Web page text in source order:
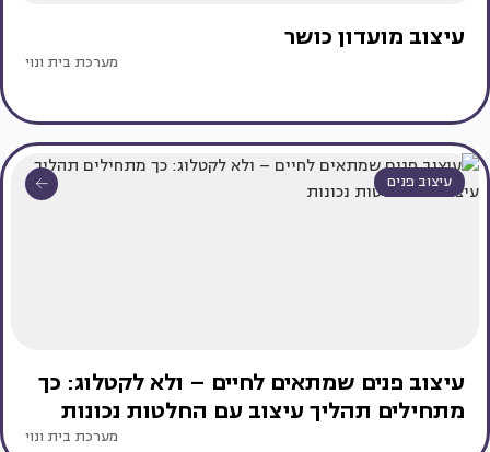
עיצוב מועדון כושר
מערכת בית ונוי
עיצוב פנים
עיצוב פנים שמתאים לחיים – ולא לקטלוג: כך
מתחילים תהליך עיצוב עם החלטות נכונות
מערכת בית ונוי